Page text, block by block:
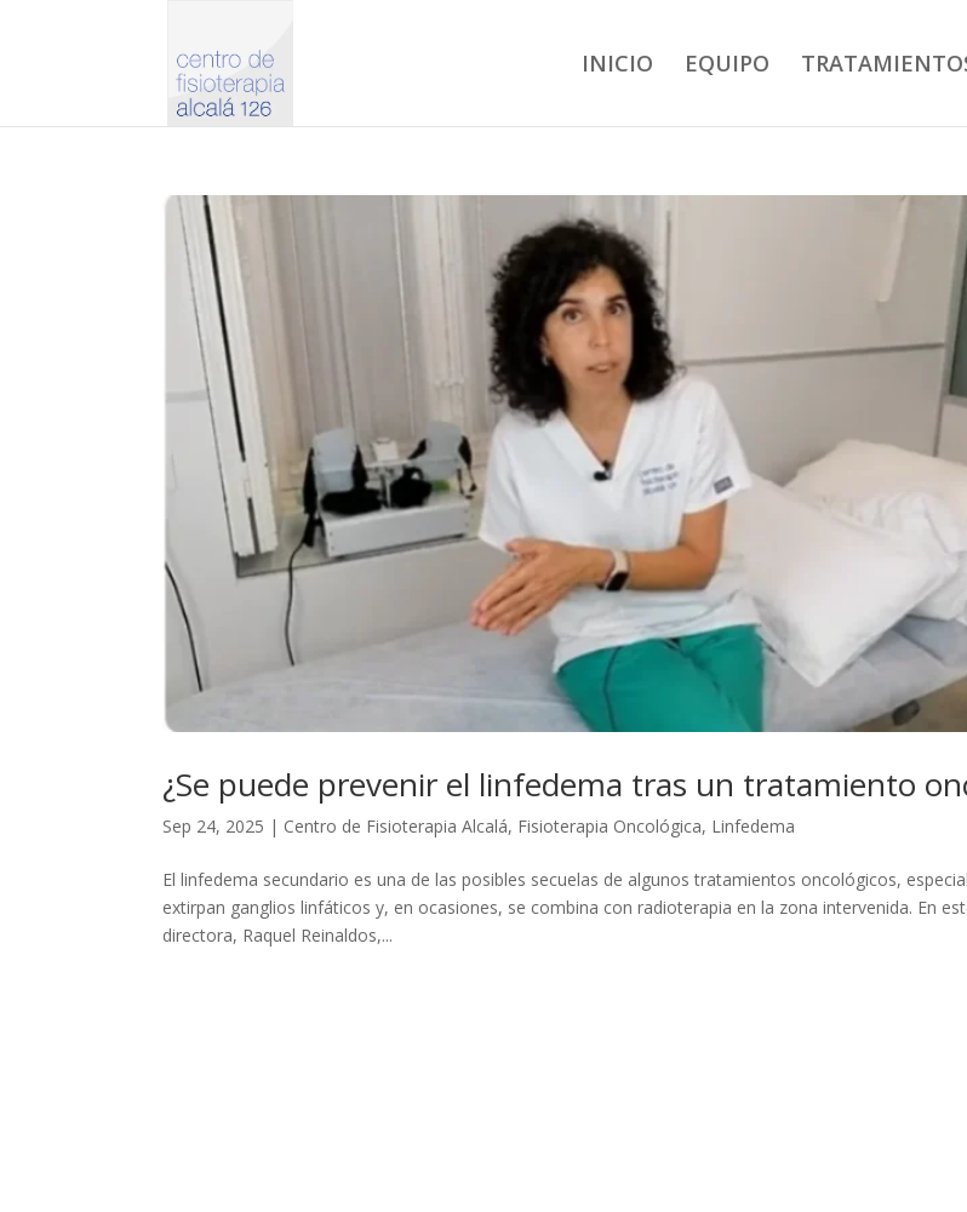
INICIO EQUIPO
¿Se puede prevenir el linfedema tras un tratamiento
Sep 24, 2025 | Centro de Fisioterapia Alcalá, Fisioterapia Oncológica, Linfedema
El linfedema secundario es una de las posibles secuelas de algunos tratamientos oncológicos,
extirpan ganglios linfáticos y, en ocasiones, se combina con radioterapia en la zona intervenida. En
directora, Raquel Reinaldos,...